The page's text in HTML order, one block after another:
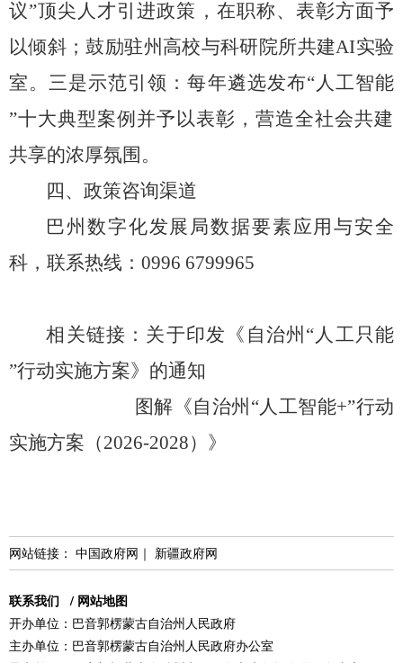
议”顶尖人才引进政策， 在职称、 表彰方面予
以倾斜； 鼓励驻州高校与科研院所共建AI实验
室。 三是示范引领：每年遴选发布“人工智能
”十大典型案例并予以表彰，营造全社会共建
共享的浓厚氛围。
四 、政策咨询渠道
巴州数字化发展局数据要素应用与安全
科， 联系热线： 0996 6799965
相关链接： 关于印发《自治州“人工只能
”行动实施方案》的通知
图解《自治州“人工智能+”行动
实施方案（2026-2028）》
网站链接： 中国政府网 ｜ 新疆政府网
联系我们 / 网站地图
开办单位：巴音郭楞蒙古自治州人民政府
主办单位：巴音郭楞蒙古自治州人民政府办公室